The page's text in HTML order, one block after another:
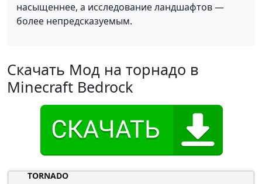
насыщеннее, а исследование ландшафтов —
более непредсказуемым.
Скачать Мод на торнадо в
Minecraft Bedrock
TORNADO